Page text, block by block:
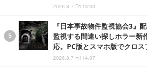
2026.8.7 Fri 13:30
『日本事故物件監視協会3』
監視する間違い探しホラー新
応。PC版とスマホ版でクロス
2026.8.7 Fri 14:07